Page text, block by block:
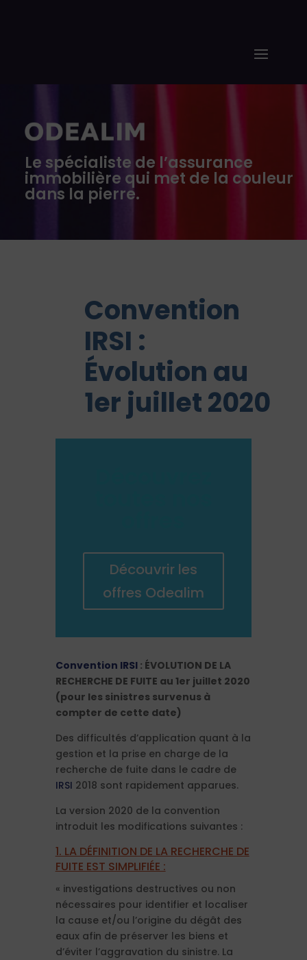
Le spécialiste de l’assurance
immobilière qui met de la couleur
dans la pierre.
Convention
IRSI :
Évolution au
1er juillet 2020
Découvrir les
offres Odealim
Convention IRSI: ÉVOLUTION DE LA
RECHERCHE DE FUITE au 1er juillet 2020
(pour les sinistres survenus à
compter de cette date)
Des difficultés d’application quant à la
gestion et la prise en charge de la
recherche de fuite dans le cadre de
IRSI 2018 sont rapidement apparues.
La version 2020 de la convention
introduit les modifications suivantes :
1. LA DÉFINITION DE LA RECHERCHE DE
FUITE EST SIMPLIFIÉE :
« investigations destructives ou non
nécessaires pour identifier et localiser
la cause et/ou l’origine du dégât des
eaux afin de préserver les biens et
d’éviter l’aggravation du sinistre. La